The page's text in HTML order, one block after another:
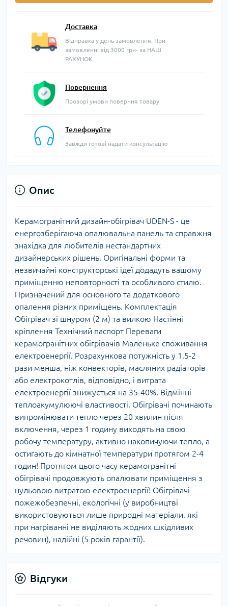
Доставка
Відправка у день замовлення. При
замовленні від 3000 грн- за НАШ
РАХУНОК
Повернення
Прозорі умови поверння товару
Телефонуйте
Завжди готові надати консультацію
Опис
Керамогранітний дизайн-обігрівач UDEN-S - це
енергозберігаюча опалювальна панель та справжня
знахідка для любителів нестандартних
дизайнерських рішень. Оригінальні форми та
незвичайні конструкторські ідеї додадуть вашому
приміщенню неповторності та особливого стилю.
Призначений для основного та додаткового
опалення різних приміщень. Комплектація
Обігрівач зі шнуром (2 м) та вилкою Настінні
кріплення Технічний паспорт Переваги
керамогранітних обігрівачів Маленьке споживання
електроенергії. Розрахункова потужність у 1,5-2
рази менша, ніж конвекторів, масляних радіаторів
або електрокотлів, відповідно, і витрата
електроенергії знижується на 35-40%. Відмінні
теплоакумулюючі властивості. Обігрівачі починають
випромінювати тепло через 20 хвилин після
включення, через 1 годину виходять на свою
робочу температуру, активно накопичуючи тепло, а
остигають до кімнатної температури протягом 2-4
годин! Протягом цього часу керамогранітні
обігрівачі продовжують опалювати приміщення з
нульовою витратою електроенергії! Обігрівачі
пожежобезпечні, екологічні (у виробництві
використовуються лише природні матеріали, які
при нагріванні не виділяють жодних шкідливих
речовин), надійні (5 років гарантії).
Відгуки